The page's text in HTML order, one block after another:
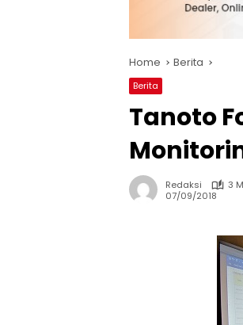
Home Berita
Berita
Tanoto
Redaksi
3
07/09/2018